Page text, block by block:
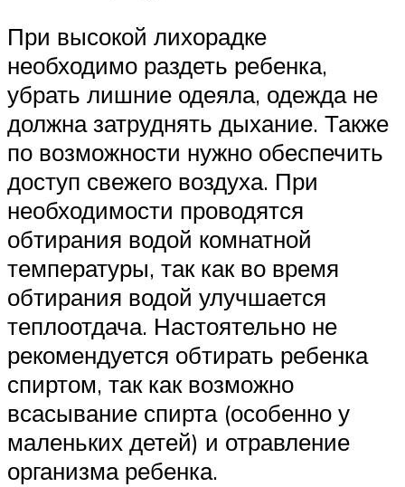
При высокой лихорадке
необходимо раздеть ребенка,
убрать лишние одеяла, одежда не
должна затруднять дыхание. Также
по возможности нужно обеспечить
доступ свежего воздуха. При
необходимости проводятся
обтирания водой комнатной
температуры, так как во время
обтирания водой улучшается
теплоотдача. Настоятельно не
рекомендуется обтирать ребенка
спиртом, так как возможно
всасывание спирта (особенно у
маленьких детей) и отравление
организма ребенка.